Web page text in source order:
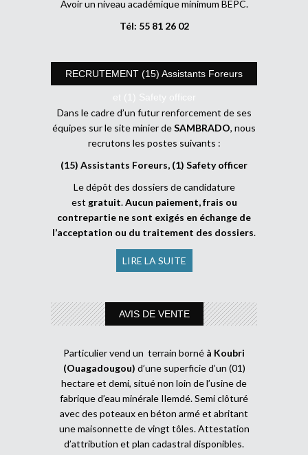
Avoir un niveau académique minimum BEPC.
Tél: 55 81 26 02
RECRUTEMENT (15) Assistants Foreurs
et (1) Safety officer
Dans le cadre d’un futur renforcement de ses
équipes sur le site minier deSAMBRADO, nous
recrutons les postes suivants :
(15) Assistants Foreurs, (1) Safety officer
Le dépôt des dossiers de candidature
est gratuit.Aucun paiement, frais ou
contrepartie ne sont exigés en échange de
l’acceptation ou du traitement des dossiers.
LIRE LA SUITE
AVIS DE VENTE
Particulier vend un terrain borné à Koubri
(Ouagadougou) d’une superficie d’un (01)
hectare et demi, situé non loin de l’usine de
fabrique d’eau minérale Ilemdé. Semi clôturé
avec des poteaux en béton armé et abritant
une maisonnette de vingt tôles. Attestation
d’attribution et plan cadastral disponibles.